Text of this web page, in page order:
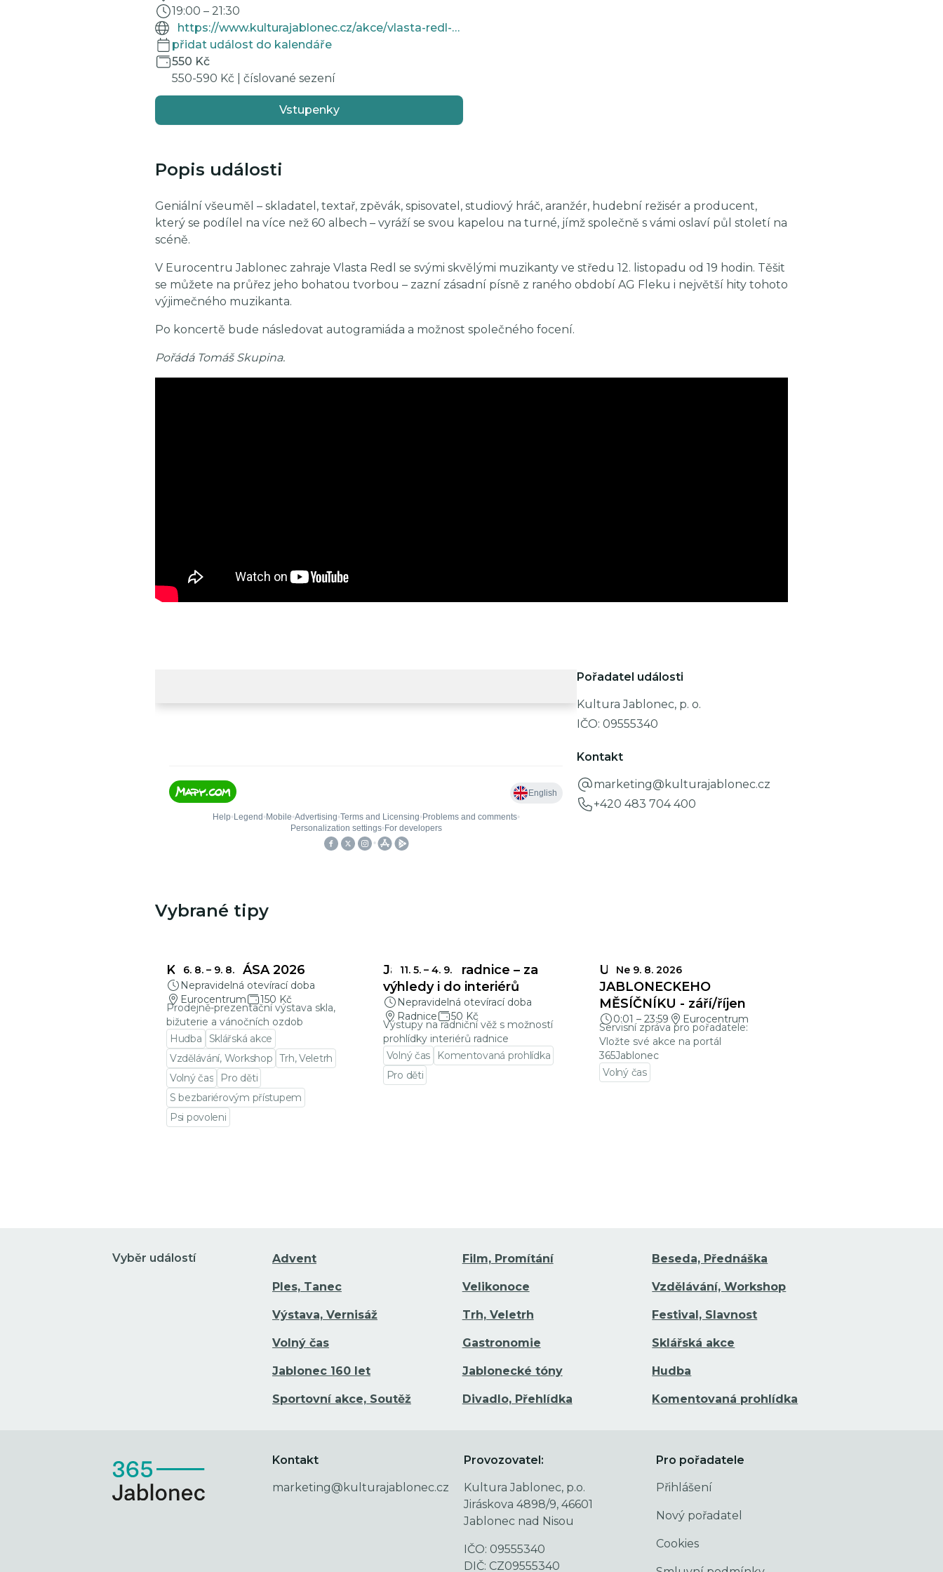
19:00 – 21:30
https://www.kulturajablonec.cz/akce/vlasta-redl-galakoncert/
přidat událost do kalendáře
550 Kč
550-590 Kč | číslované sezení
Vstupenky
Popis události
Geniální všeuměl – skladatel, textař, zpěvák, spisovatel, studiový hráč, aranžér, hudební režisér a producent,
který se podílel na více než 60 albech – vyráží se svou kapelou na turné, jímž společně s vámi oslaví půl století na
scéně.
V Eurocentru Jablonec zahraje Vlasta Redl se svými skvělými muzikanty ve středu 12. listopadu od 19 hodin. Těšit
se můžete na průřez jeho bohatou tvorbou – zazní zásadní písně z raného období AG Fleku i největší hity tohoto
výjimečného muzikanta.
Po koncertě bude následovat autogramiáda a možnost společného focení.
Pořádá Tomáš Skupina.
Pořadatel události
Kultura Jablonec, p. o.
IČO:09555340
Kontakt
marketing@kulturajablonec.cz
+420 483 704 400
Vybrané tipy
6. 8. – 9. 8.
KŘEHKÁ KRÁSA 2026
Nepravidelná otevírací doba
Eurocentrum
150 Kč
Prodejně-prezentační výstava skla,
bižuterie a vánočních ozdob
Hudba
Sklářská akce
Vzdělávání, Workshop Trh, Veletrh
Volný čas
Pro děti
S bezbariérovým přístupem
Psi povoleni
11. 5. – 4. 9.
Jablonecká radnice – za
výhledy i do interiérů
Nepravidelná otevírací doba
Radnice
50 Kč
Výstupy na radniční věž s možností
prohlídky interiérů radnice
Volný čas
Komentovaná prohlídka
Pro děti
Ne 9. 8. 2026
UZÁVĚRKY
JABLONECKÉHO
MĚSÍČNÍKU - září/říjen
0:01 – 23:59 Eurocentrum
Servisní zpráva pro pořadatele:
Vložte své akce na portál
365Jablonec
Volný čas
Vyběr událostí Advent Film, Promítání Beseda, Přednáška
Ples, Tanec Velikonoce Vzdělávání, Workshop
Výstava, Vernisáž Trh, Veletrh Festival, Slavnost
Volný čas Gastronomie Sklářská akce
Jablonec 160 let Jablonecké tóny Hudba
Sportovní akce, Soutěž Divadlo, Přehlídka Komentovaná prohlídka
Kontakt
marketing@kulturajablonec.cz
Provozovatel:
Kultura Jablonec, p.o.
Jiráskova 4898/9, 46601
Jablonec nad Nisou
IČO: 09555340
DIČ: CZ09555340
Pro pořadatele
Přihlášení
Nový pořadatel
Cookies